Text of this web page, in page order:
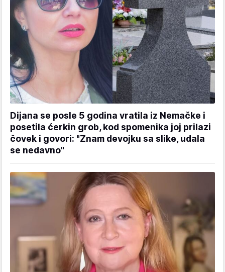
Dijana se posle 5 godina vratila iz Nemačke i
posetila ćerkin grob, kod spomenika joj prilazi
čovek i govori: "Znam devojku sa slike, udala
se nedavno"